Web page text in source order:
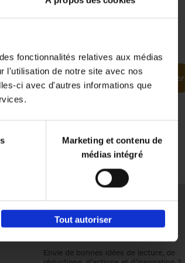
fonctionnalités relatives aux médias
l'utilisation de notre site avec nos
ci avec d'autres informations que
Marketing et contenu de
médias intégré
Tout autoriser
Ajouter au panier
Envie de bonnes idées de lecture, de